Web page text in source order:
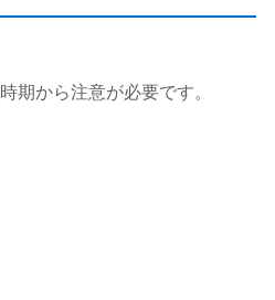
期から注意が必要です。